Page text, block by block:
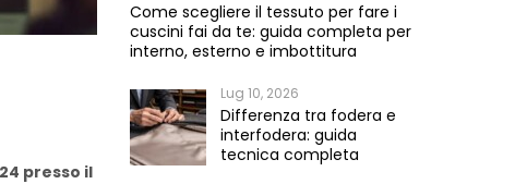
presso il
Come scegliere il tessuto per fare i
cuscini fai da te: guida completa per
interno, esterno e imbottitura
Lug 10, 2026
Differenza tra fodera e
interfodera: guida
tecnica completa